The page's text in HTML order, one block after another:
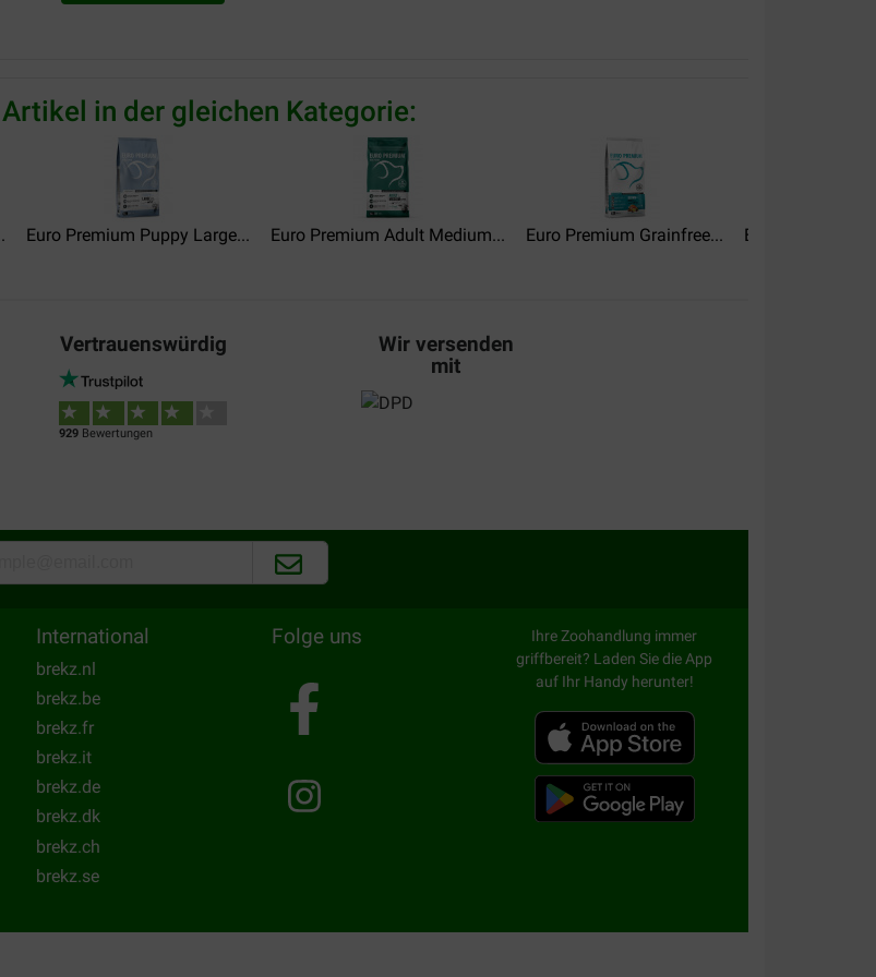
Prijs/kwaliteit is super... Ik had het produkt al gebruikt maar op aanraden van
andere mensen bij jullie terechtgekomen
in der gleichen Kategorie:
Euro Premium Puppy Large... Euro Premium Adult Medium... Euro Premium Grainfree... Euro Premium
Vertrauenswürdig
929Bewertungen
Wir versenden
mit
International
brekz.nl
brekz.be
brekz.fr
brekz.it
brekz.de
brekz.dk
brekz.ch
brekz.se
Folge uns
Ihre Zoohandlung immer
griffbereit? Laden Sie die App
auf Ihr Handy herunter!